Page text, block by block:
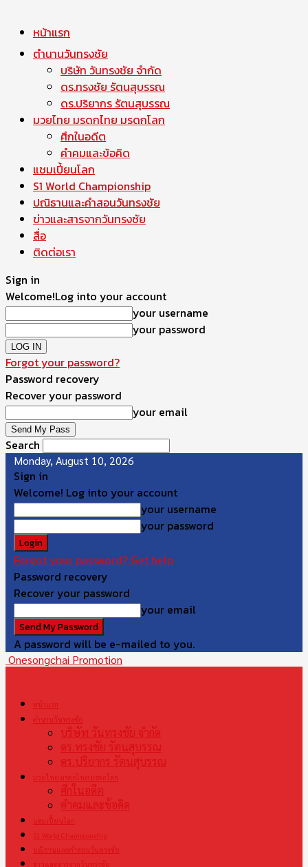
หน้าแรก
ตำนานวันทรงชัย
บริษัท วันทรงชัย จำกัด
ดร.ทรงชัย รัตนสุบรรณ
ดร.ปริยากร รัตนสุบรรณ
มวยไทย มรดกไทย มรดกโลก
ศึกในอดีต
คำคมและข้อคิด
แชมเปี้ยนโลก
S1 World Championship
ปณิธานและคำสอนวันทรงชัย
ข่าวและสารจากวันทรงชัย
สื่อ
ติดต่อเรา
Sign in
Welcome!Log into your account
your username
your password
Forgot your password?
Password recovery
Recover your password
your email
Search
Monday, August 10, 2026
Sign in
Welcome! Log into your account
your username
your password
Forgot your password? Get help
Password recovery
Recover your password
your email
A password will be e-mailed to you.
Onesongchai Promotion
หน้าแรก
ตำนานวันทรงชัย
บริษัท วันทรงชัย จำกัด
ดร.ทรงชัย รัตนสุบรรณ
ดร.ปริยากร รัตนสุบรรณ
มวยไทย มรดกไทย มรดกโลก
ศึกในอดีต
คำคมและข้อคิด
แชมเปี้ยนโลก
S1 World Championship
ปณิธานและคำสอนวันทรงชัย
ข่าวและสารจากวันทรงชัย